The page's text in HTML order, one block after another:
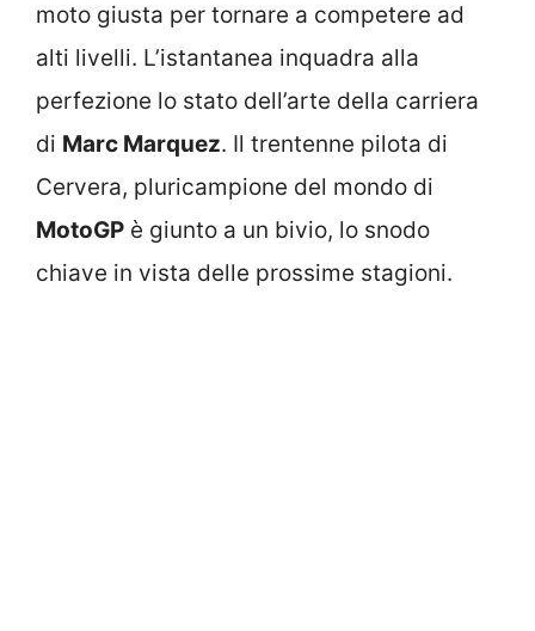
moto giusta per tornare a competere ad
alti livelli. L’istantanea inquadra alla
perfezione lo stato dell’arte della carriera
di Marc Marquez. Il trentenne pilota di
Cervera, pluricampione del mondo di
MotoGP è giunto a un bivio, lo snodo
chiave in vista delle prossime stagioni.